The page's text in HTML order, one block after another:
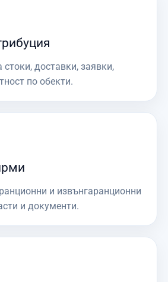
доставки, заявки,
по обекти.
и извънгаранционни
и документи.